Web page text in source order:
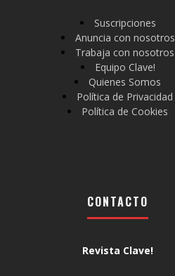
Suscripciones
Anuncia con nosotros
Trabaja con nosotros
Equipo Clave!
Quienes Somos
Política de Privacidad
Política de Cookies
CONTACTO
Revista Clave!